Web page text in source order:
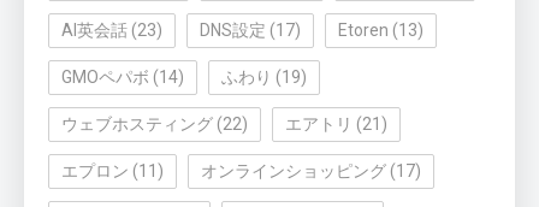
AI英会話 (23) DNS設定 (17) Etoren (13)
GMOペパボ (14) ふわり (19)
ウェブホスティング (22) エアトリ (21)
エプロン (11) オンラインショッピング (17)